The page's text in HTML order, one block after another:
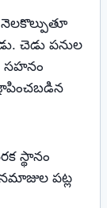
చెడు పనుల
సహనం
స్థానం
పట్ల